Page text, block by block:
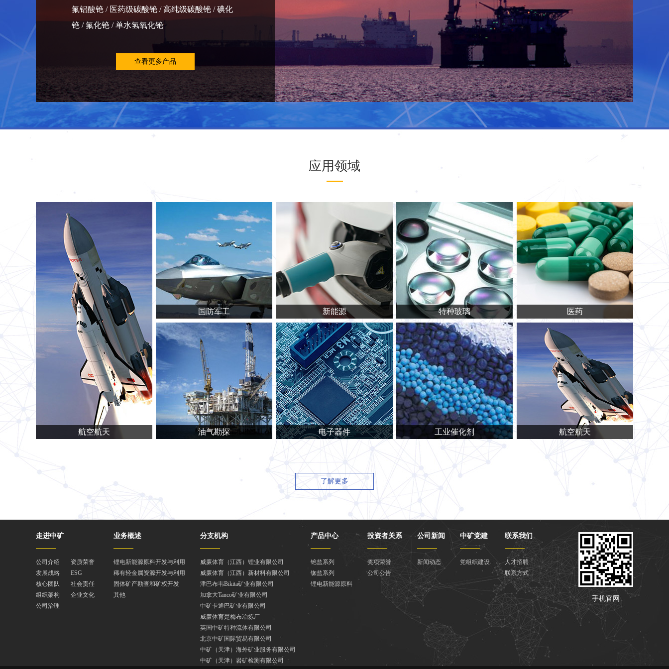
氟铝酸铯 / 医药级碳酸铯 / 高纯级碳酸铯 / 碘化
铯 / 氟化铯 / 单水氢氧化铯
查看更多产品
应用领域
航空航天
国防军工 新能源 特种玻璃 医药
油气勘探 电子器件 工业催化剂 航空航天
了解更多
走进中矿
公司介绍
发展战略
核心团队
组织架构
公司治理
资质荣誉
ESG
社会责任
企业文化
业务概述
锂电新能源原料开发与利用
稀有轻金属资源开发与利用
固体矿产勘查和矿权开发
其他
分支机构
威廉体育（江西）锂业有限公司
威廉体育（江西）新材料有限公司
津巴布韦Bikita矿业有限公司
加拿大Tanco矿业有限公司
中矿卡通巴矿业有限公司
威廉体育楚梅布冶炼厂
英国中矿特种流体有限公司
北京中矿国际贸易有限公司
中矿（天津）海外矿业服务有限公司
中矿（天津）岩矿检测有限公司
产品中心
铯盐系列
铷盐系列
锂电新能源原料
投资者关系
奖项荣誉
公司公告
公司新闻
新闻动态
中矿党建
党组织建设
联系我们
人才招聘
联系方式
手机官网